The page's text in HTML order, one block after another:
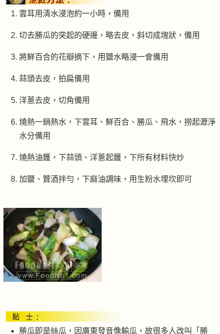
雲耳用清水浸泡約一小時，備用
切去勝瓜的突起的硬邊，略去皮，斜切成塊狀，備用
將鮮百合的花瓣摘下，用鹽水略浸一會備用
蒜頭去皮，拍扁備用
洋蔥去皮，切角備用
燒熱一鍋熱水，下雲耳、鮮百合、勝瓜、飛水，撈起瀝淨
水分備用
燒熱油鑊，下蒜頭、洋蔥起鑊，下所有材料快炒
加鹽、贊酒拌勻，下麻油調味，用生粉水埋坎即可
勝瓜即是絲瓜，因廣東發音像輸瓜，故很多人改叫「勝